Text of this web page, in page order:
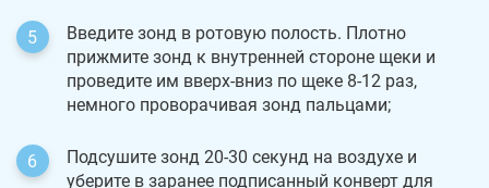
Введите зонд в ротовую полость. Плотно
прижмите зонд к внутренней стороне щеки и
проведите им вверх-вниз по щеке 8-12 раз,
немного проворачивая зонд пальцами;
Подсушите зонд 20-30 секунд на воздухе и
уберите в заранее подписанный конверт для